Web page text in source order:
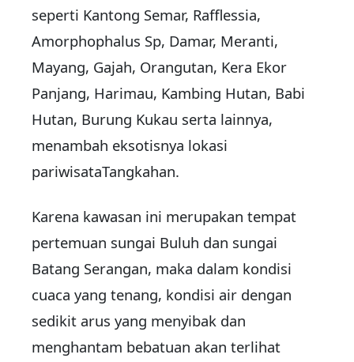
seperti Kantong Semar, Rafflessia,
Amorphophalus Sp, Damar, Meranti,
Mayang, Gajah, Orangutan, Kera Ekor
Panjang, Harimau, Kambing Hutan, Babi
Hutan, Burung Kukau serta lainnya,
menambah eksotisnya lokasi
pariwisataTangkahan.
Karena kawasan ini merupakan tempat
pertemuan sungai Buluh dan sungai
Batang Serangan, maka dalam kondisi
cuaca yang tenang, kondisi air dengan
sedikit arus yang menyibak dan
menghantam bebatuan akan terlihat